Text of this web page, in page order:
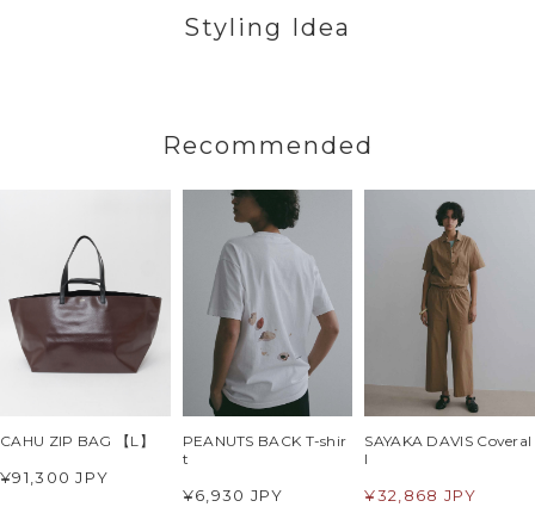
Styling Idea
Recommended
CAHU ZIP BAG 【L】
¥91,300 JPY
PEANUTS BACK T-shir
t
¥6,930 JPY
SAYAKA DAVIS Coveral
l
¥32,868 JPY